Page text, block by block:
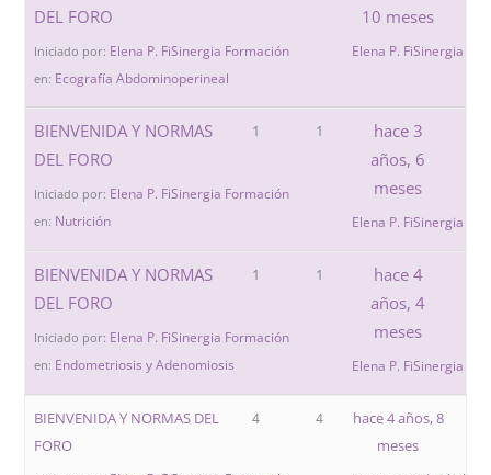
DEL FORO
Iniciado por: Elena P. FiSinergia Formación
en: Ecografía Abdominoperineal
10 meses
Elena P. FiSinergia
BIENVENIDA Y NORMAS
DEL FORO
Iniciado por: Elena P. FiSinergia Formación
en: Nutrición
1 1
hace 3
años, 6
meses
Elena P. FiSinergia
BIENVENIDA Y NORMAS
DEL FORO
Iniciado por: Elena P. FiSinergia Formación
en: Endometriosis y Adenomiosis
1 1
hace 4
años, 4
meses
Elena P. FiSinergia
BIENVENIDA Y NORMAS DEL
FORO
4 4
hace 4 años, 8
meses